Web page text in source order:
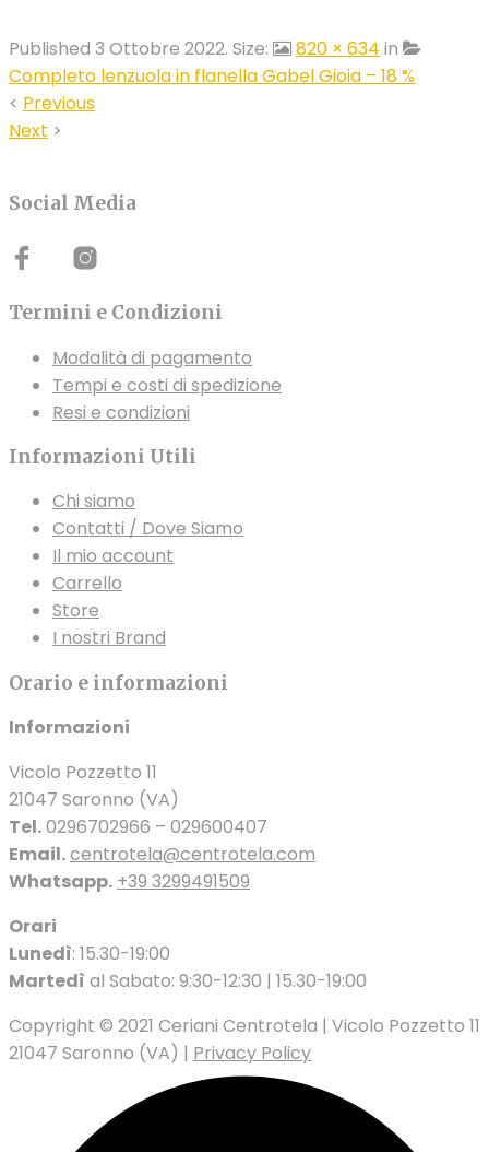
Published 3 Ottobre 2022. Size: 820 × 634 in
Completo lenzuola in flanella Gabel Gioia – 18 %
< Previous
Next >
Social Media
Termini e Condizioni
Modalità di pagamento
Tempi e costi di spedizione
Resi e condizioni
Informazioni Utili
Chi siamo
Contatti / Dove Siamo
Il mio account
Carrello
Store
I nostri Brand
Orario e informazioni
Informazioni
Vicolo Pozzetto 11
21047 Saronno (VA)
Tel.0296702966 – 029600407
Email.centrotela@centrotela.com
Whatsapp. +39 3299491509
Orari
Lunedì: 15.30-19:00
Martedì al Sabato: 9:30-12:30 | 15.30-19:00
Copyright © 2021 Ceriani Centrotela | Vicolo Pozzetto 11
21047 Saronno (VA) | Privacy Policy